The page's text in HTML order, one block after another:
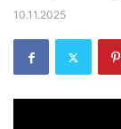
10.11.2025